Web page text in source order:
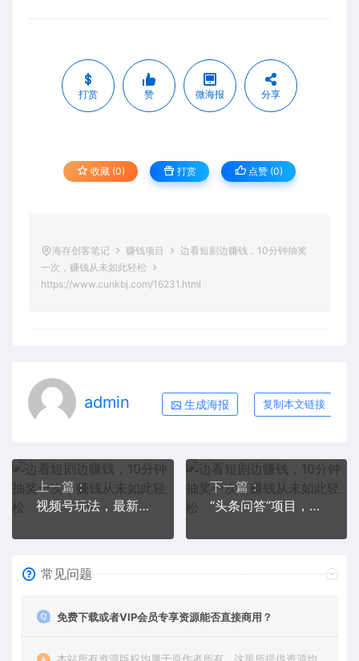
打赏 赞 微海报 分享
收藏 (0) 打赏 点赞 (0)
海存创客笔记 赚钱项目
边看短剧边赚钱，10分钟抽奖
一次，赚钱从未如此轻松
https://www.cunkbj.com/16231.html
admin 生成海报 复制本文链接
上一篇：
视频号玩法，最新爆火赛道，中老年人深信不疑，适合小白，宝妈，轻松实现日入1000+
下一篇：
“头条问答”项目，今天免费拆解！两个月赚3万5！这个被99%的人忽略的
常见问题
免费下载或者VIP会员专享资源能否直接商用？